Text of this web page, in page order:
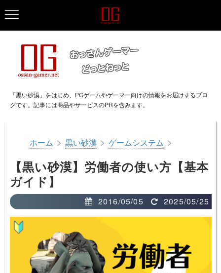
「黒い砂漠」をはじめ、PCゲームやゲーマー向けの情報をお届けするブロ
グです。記事には商品やサービスのPRを含みます。
ホーム > 黒い砂漠 > ゲームシステム >
【黒い砂漠】労働者の使い方【基本
ガイド】
2016/05/05 2025/05/25